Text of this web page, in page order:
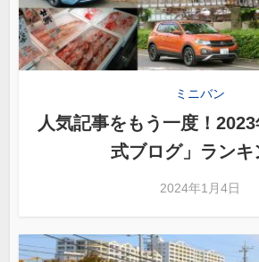
ミニバン
人気記事をもう一度！
式ブログ」ランキ
2024年1月4日